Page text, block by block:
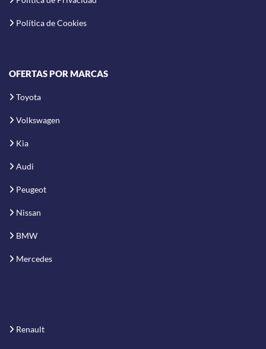
Política de Cookies
OFERTAS POR MARCAS
Toyota
Volkswagen
Kia
Audi
Peugeot
Nissan
BMW
Mercedes
Renault